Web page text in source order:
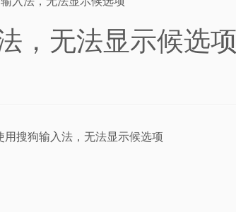
，无法显示候选项
搜狗输入法，无法显示候选项